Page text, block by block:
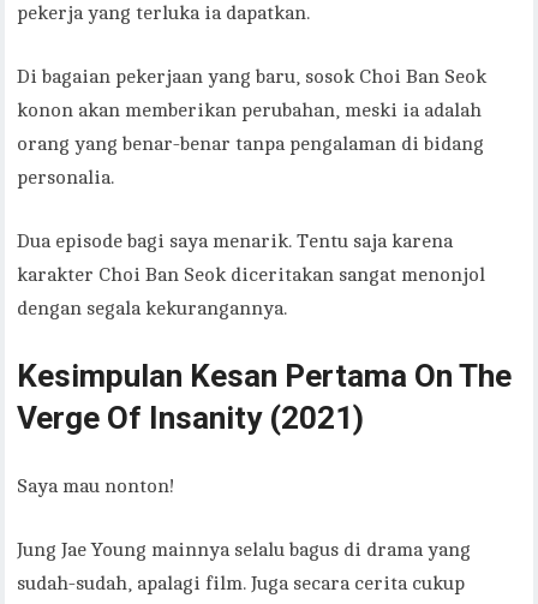
pekerja yang terluka ia dapatkan.
Di bagaian pekerjaan yang baru, sosok Choi Ban Seok
konon akan memberikan perubahan, meski ia adalah
orang yang benar-benar tanpa pengalaman di bidang
personalia.
Dua episode bagi saya menarik. Tentu saja karena
karakter Choi Ban Seok diceritakan sangat menonjol
dengan segala kekurangannya.
Kesimpulan Kesan Pertama On The
Verge Of Insanity (2021)
Saya mau nonton!
Jung Jae Young mainnya selalu bagus di drama yang
sudah-sudah, apalagi film. Juga secara cerita cukup